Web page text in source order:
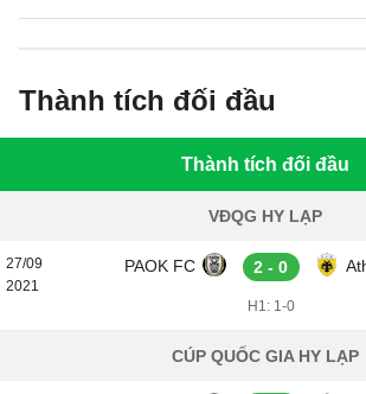
Thành tích đối đầu
Thành tích đối đầu
VĐQG HY LẠP
27/09
2021
PAOK FC 2 - 0
H1: 1-0
CÚP QUỐC GIA HY LẠP